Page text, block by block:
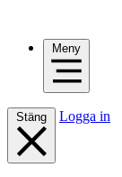
Meny
Stäng Logga in